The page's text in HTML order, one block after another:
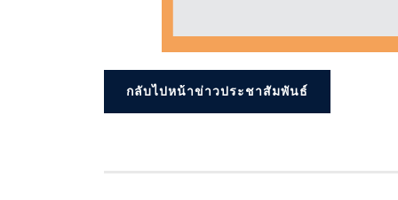
กลับไปหน้าข่าวประชาสัมพันธ์